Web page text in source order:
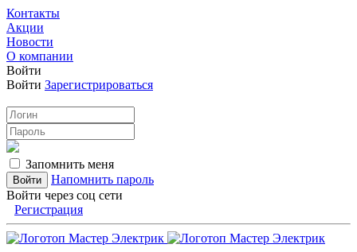
Контакты
Акции
Новости
О компании
Войти
Войти Зарегистрироваться
Запомнить меня
Напомнить пароль
Войти через соц сети
Регистрация